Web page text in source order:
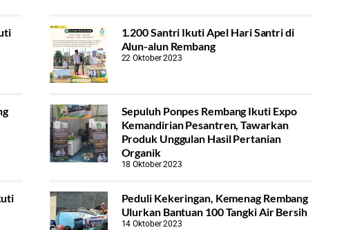
1.200 Santri Ikuti Apel Hari Santri di
Alun-alun Rembang
22 Oktober 2023
Sepuluh Ponpes Rembang Ikuti Expo
Kemandirian Pesantren, Tawarkan
Produk Unggulan Hasil Pertanian
Organik
18 Oktober 2023
Peduli Kekeringan, Kemenag Rembang
Ulurkan Bantuan 100 Tangki Air Bersih
14 Oktober 2023